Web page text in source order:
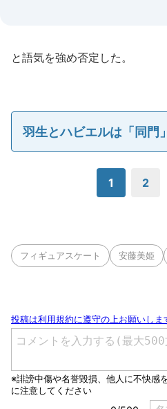
と語気を強め否定した。
羽生とハビエルは「同門」
1 2
フィギュアスケート 安藤美姫